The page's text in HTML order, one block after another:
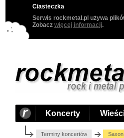
Ciasteczka
Serwis rockmetal.pl używa
Zobacz więcej informacji.
Koncerty
Terminy koncertów Saxon